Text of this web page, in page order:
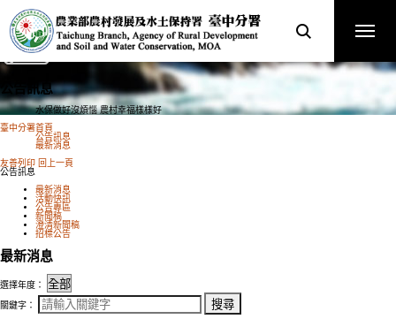
塊
業
部
農
發
展
及
土
中
署
全
側邊選單開關
公告訊息
水保做好沒煩惱 農村幸福樣樣好
臺中分署首頁
公告訊息
最新消息
展
開
友善列印 回上一頁
公告訊息
最新消息
活動快訊
公告專區
新聞稿
澄清新聞稿
招標公告
最新消息
選擇年度：
關鍵字：
關
鍵
字